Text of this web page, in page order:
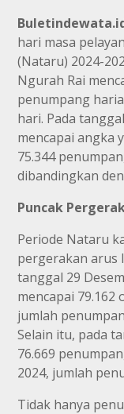
hari masa
(Nataru) 2024-
Ngurah Rai
penumpang
hari. Pada
mencapai angka
75.344
dibandingkan
Puncak
Periode Nataru
pergerakan arus
tanggal 29
mencapai
jumlah
Selain itu, pada
76.669
2024, jumlah
Tidak hanya